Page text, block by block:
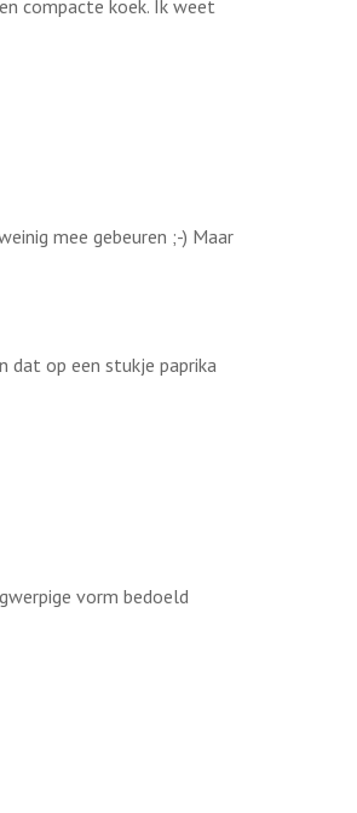
compacte koek. Ik weet
mee gebeuren ;-) Maar
dat op een stukje paprika
vorm bedoeld